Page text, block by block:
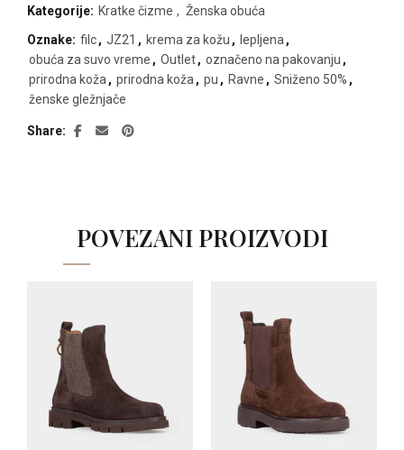
Kategorije: Kratke čizme , Ženska obuća
Oznake: filc, JZ21 , krema za kožu , lepljena ,
obuća za suvo vreme , Outlet, označeno na pakovanju ,
prirodna koža , prirodna koža , pu , Ravne , Sniženo 50% ,
ženske gležnjače
Share
POVEZANI PROIZVODI